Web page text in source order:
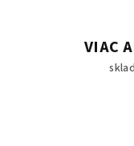
VIAC